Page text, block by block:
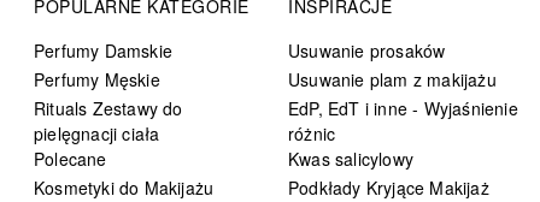
POPULARNE KATEGORIE
Perfumy Damskie
Perfumy Męskie
Rituals Zestawy do
pielęgnacji ciała
Polecane
Kosmetyki do Makijażu
INSPIRACJE
Usuwanie prosaków
Usuwanie plam z makijażu
EdP, EdT i inne - Wyjaśnienie
różnic
Kwas salicylowy
Podkłady Kryjące Makijaż